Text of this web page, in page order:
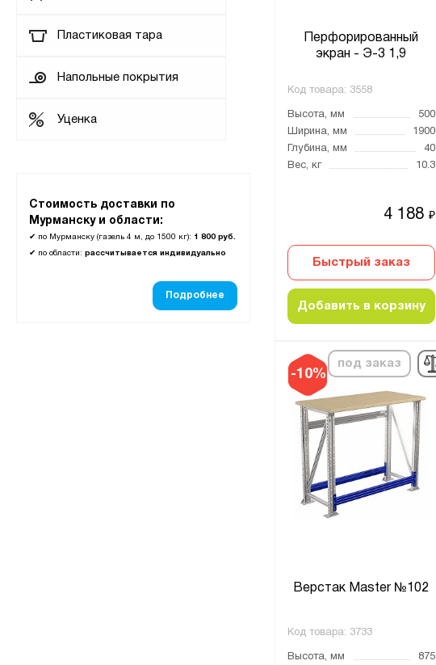
Пластиковая тара
Напольные покрытия
Уценка
Стоимость доставки по
Мурманску и области:
✔ по Мурманску (газель 4 м, до 1500 кг): 1 800 руб.
✔ по области: рассчитывается индивидуально
Подробнее
Перфорированный
экран - Э-3 1,9
Код товара: 3558
Высота, мм
500
Ширина, мм
1900
Глубина, мм
40
Вес, кг
10.3
4 188 ₽
Быстрый заказ
Добавить в корзину
-10%
под заказ
Верстак Master №102
Код товара: 3733
Высота, мм
875